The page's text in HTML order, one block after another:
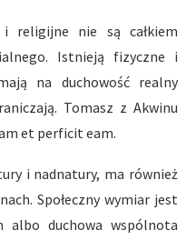
i religijne nie są całkiem
Istnieją fizyczne i
na duchowość realny
Tomasz z Akwinu
et perficit eam.
i nadnatury, ma również
Społeczny wymiar jest
albo duchowa wspólnota